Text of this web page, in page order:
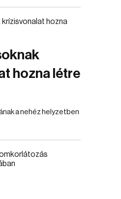
hozna létre
a nehéz helyzetben